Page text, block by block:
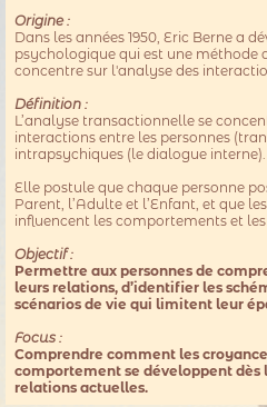
Origine :
Dans les années 1950, Eric Berne a
psychologique qui est une méthode
concentre sur l'analyse des
Définition :
L’analyse transactionnelle se
interactions entre les personnes
intrapsychiques (le dialogue interne).
Elle postule que chaque personne
Parent, l’Adulte et l’Enfant, et que
influencent les comportements et
Objectif :
Permettre aux personnes de
leurs relations, d’identifier les
scénarios de vie qui limitent leur
Focus :
Comprendre comment les
comportement se développent dès
relations actuelles.